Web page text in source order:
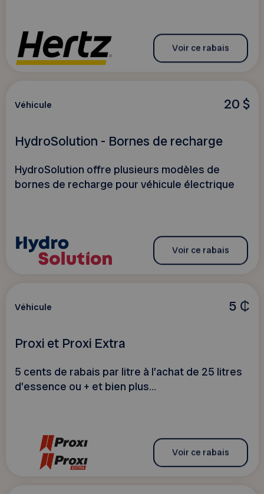
Voir ce rabais
20 $
Véhicule
HydroSolution - Bornes de recharge
HydroSolution offre plusieurs modèles de
bornes de recharge pour véhicule électrique
Voir ce rabais
5 ₵
Véhicule
Proxi et Proxi Extra
5 cents de rabais par litre à l’achat de 25 litres
d’essence ou + et bien plus…
Voir ce rabais